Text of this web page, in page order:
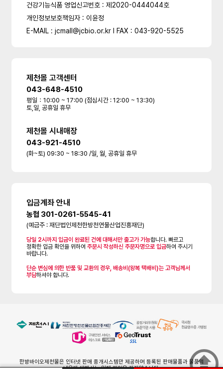
건강기능식품 영업신고번호 : 제2020-0444044호
개인정보보호책임자 : 이윤정
E-MAIL : jcmall@jcbio.or.kr l FAX : 043-920-5525
제천몰 고객센터
043-648-4510
평일：10:00 ~ 17:00 (점심시간 : 12:00 ~ 13:30)
토,일, 공휴일 휴무
제천몰 시내매장
043-921-4510
(화~토) 09:30 ~ 18:30 /일, 월, 공휴일 휴무
입금계좌 안내
농협 301-0261-5545-41
(예금주 : 재단법인제천한방천연물산업진흥재단)
당일 2시까지 입금이 완료된 건에 대해서만 출고가 가능합니다. 빠르고
정확한 입금 확인을 위하여주문시 작성하신 주문자명으로 입금하여 주시기
바랍니다.
단순 변심에 의한 반품 및 교환의 경우, 배송비(왕복 택배비)는 고객님께서
부담하셔야 합니다.
한방바이오제천몰은 인터넷 판매 중개시스템만 제공하며 등록된 판매물품과 물품의